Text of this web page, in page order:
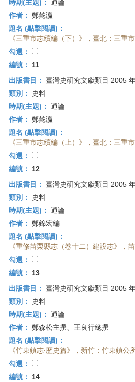
時期(主題)： 通論
作者： 鄭懿瀛
題名 (點擊閱讀)：
《三重市志續編（下）》，臺北：三重
勾選：
編號：
11
出版書目： 臺灣史研究文獻類目 2005
類別：
史料
時期(主題)： 通論
作者： 鄭懿瀛
題名 (點擊閱讀)：
《三重市志續編（上）》，臺北：三重
勾選：
編號：
12
出版書目： 臺灣史研究文獻類目 2005
類別：
史料
時期(主題)： 通論
作者： 鄭錦宏編
題名 (點擊閱讀)：
《重修苗栗縣志（卷十二）建設志》，
勾選：
編號：
13
出版書目： 臺灣史研究文獻類目 2005
類別：
史料
時期(主題)： 通論
作者： 鄭森松主撰、王良行總撰
題名 (點擊閱讀)：
《竹東鎮志‧歷史篇》，新竹：竹東鎮公
勾選：
編號：
14